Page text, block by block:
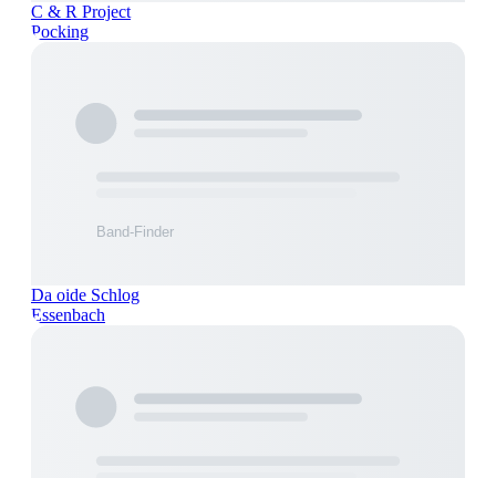
C & R Project
Pocking
Da oide Schlog
Essenbach